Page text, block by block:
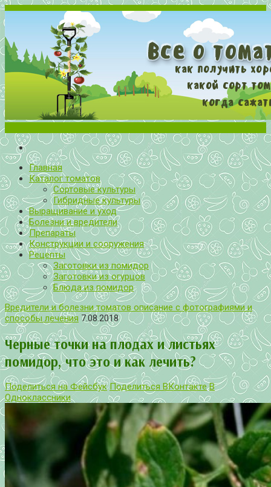
Все о томатах. Выращивание томатов. Сорта и рассада.
Выращивание и уход за томатами
Главная
Каталог томатов
Сортовые культуры
Гибридные культуры
Выращивание и уход
Болезни и вредители
Препараты
Конструкции и сооружения
Рецепты
Заготовки из помидор
Заготовки из огурцов
Блюда из помидор
Вредители и болезни томатов описание с фотографиями и
способы лечения 7.08.2018
Черные точки на плодах и листьях
помидор, что это и как лечить?
Поделиться на Фейсбук Поделиться ВКонтакте В
Одноклассники